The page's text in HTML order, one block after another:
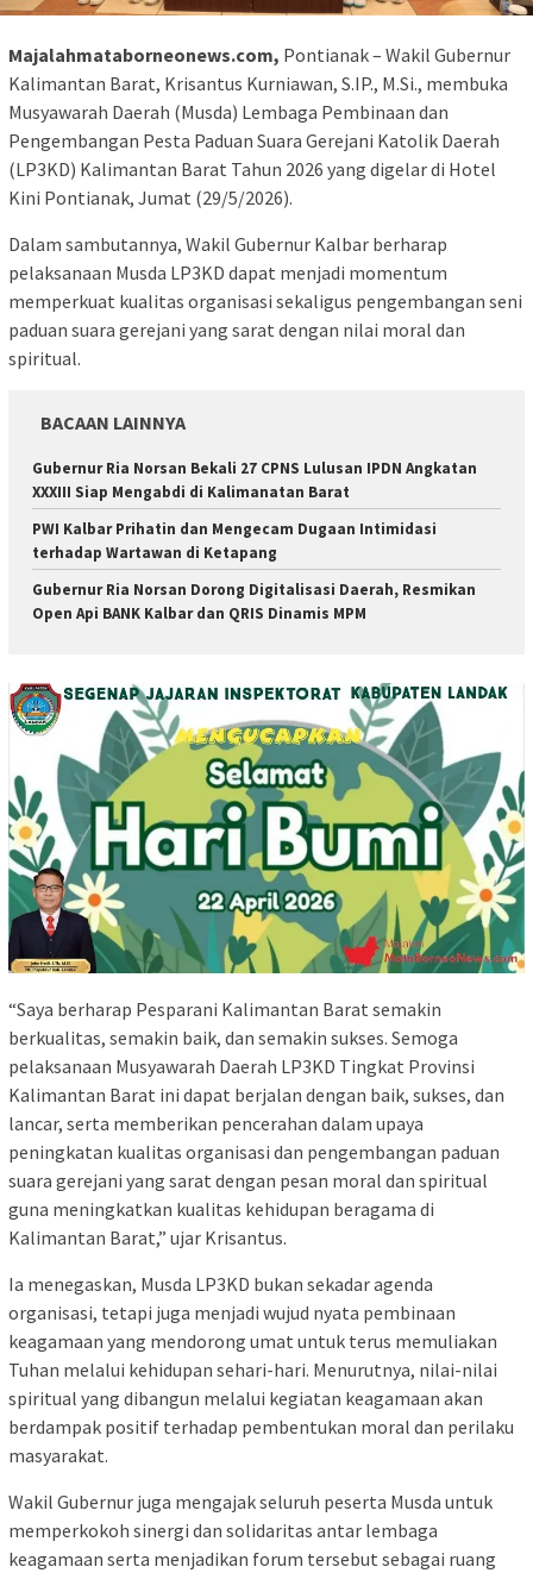
Majalahmataborneonews.com, Pontianak – Wakil Gubernur
Kalimantan Barat, Krisantus Kurniawan, S.IP., M.Si., membuka
Musyawarah Daerah (Musda) Lembaga Pembinaan dan
Pengembangan Pesta Paduan Suara Gerejani Katolik Daerah
(LP3KD) Kalimantan Barat Tahun 2026 yang digelar di Hotel
Kini Pontianak, Jumat (29/5/2026).
Dalam sambutannya, Wakil Gubernur Kalbar berharap
pelaksanaan Musda LP3KD dapat menjadi momentum
memperkuat kualitas organisasi sekaligus pengembangan seni
paduan suara gerejani yang sarat dengan nilai moral dan
spiritual.
BACAAN LAINNYA
Gubernur Ria Norsan Bekali 27 CPNS Lulusan IPDN Angkatan
XXXIII Siap Mengabdi di Kalimanatan Barat
PWI Kalbar Prihatin dan Mengecam Dugaan Intimidasi
terhadap Wartawan di Ketapang
Gubernur Ria Norsan Dorong Digitalisasi Daerah, Resmikan
Open Api BANK Kalbar dan QRIS Dinamis MPM
“Saya berharap Pesparani Kalimantan Barat semakin
berkualitas, semakin baik, dan semakin sukses. Semoga
pelaksanaan Musyawarah Daerah LP3KD Tingkat Provinsi
Kalimantan Barat ini dapat berjalan dengan baik, sukses, dan
lancar, serta memberikan pencerahan dalam upaya
peningkatan kualitas organisasi dan pengembangan paduan
suara gerejani yang sarat dengan pesan moral dan spiritual
guna meningkatkan kualitas kehidupan beragama di
Kalimantan Barat,” ujar Krisantus.
Ia menegaskan, Musda LP3KD bukan sekadar agenda
organisasi, tetapi juga menjadi wujud nyata pembinaan
keagamaan yang mendorong umat untuk terus memuliakan
Tuhan melalui kehidupan sehari-hari. Menurutnya, nilai-nilai
spiritual yang dibangun melalui kegiatan keagamaan akan
berdampak positif terhadap pembentukan moral dan perilaku
masyarakat.
Wakil Gubernur juga mengajak seluruh peserta Musda untuk
memperkokoh sinergi dan solidaritas antar lembaga
keagamaan serta menjadikan forum tersebut sebagai ruang